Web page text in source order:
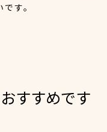
す。
すすめです